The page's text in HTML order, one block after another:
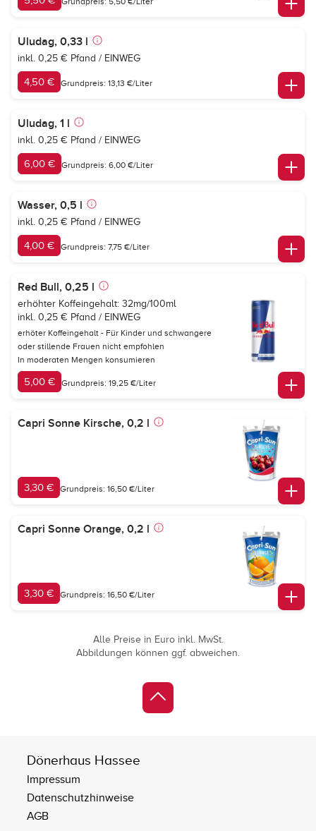
Uludag, 0,33 l
inkl. 0,25 € Pfand / EINWEG
4,50 € Grundpreis: 13,13 €/Liter
Uludag, 1 l
inkl. 0,25 € Pfand / EINWEG
6,00 € Grundpreis: 6,00 €/Liter
Wasser, 0,5 l
inkl. 0,25 € Pfand / EINWEG
4,00 € Grundpreis: 7,75 €/Liter
Red Bull, 0,25 l
erhöhter Koffeingehalt: 32mg/100ml
inkl. 0,25 € Pfand / EINWEG
erhöter Koffeingehalt - Für Kinder und schwangere
oder stillende Frauen nicht empfohlen
In moderaten Mengen konsumieren
5,00 € Grundpreis: 19,25 €/Liter
Capri Sonne Kirsche, 0,2 l
3,30 € Grundpreis: 16,50 €/Liter
Capri Sonne Orange, 0,2 l
3,30 € Grundpreis: 16,50 €/Liter
Alle Preise in Euro inkl. MwSt.
Abbildungen können ggf. abweichen.
Dönerhaus Hassee
Impressum
Datenschutzhinweise
AGB